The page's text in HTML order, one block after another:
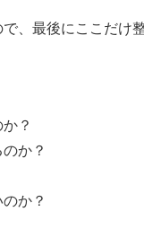
、最後にここだけ
？
か？
か？